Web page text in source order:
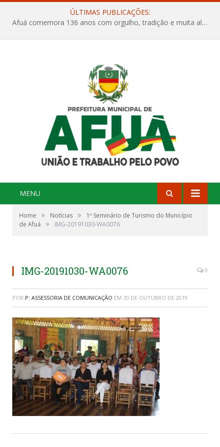
ÚLTIMAS PUBLICAÇÕES:
Afuá comemora 136 anos com orgulho, tradição e muita alegria na Quadra Dr. Nelson Salomão
MENU
Home » Notícias »
1º Seminário de Turismo do Município
de Afuá
» IMG-20191030-WA0076
IMG-20191030-WA0076 0
POR P: ASSESSORIA DE COMUNICAÇÃO EM 30 DE OUTUBRO DE 2019